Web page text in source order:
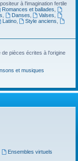
à l'imagination fertile
Romances et ballades
Danses Valses
Latino, Style anciens
pièces écrites à l'origine
et musiques
Ensembles virtuels